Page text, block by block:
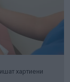
хартиени